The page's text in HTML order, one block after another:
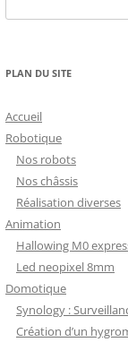
W350
PLAN DU SITE
Accueil
Robotique
Nos robots
Nos châssis
Réalisation diverses
Animation
Hallowing M0
Led neopixel 8mm
Domotique
Synology :
Création d’un